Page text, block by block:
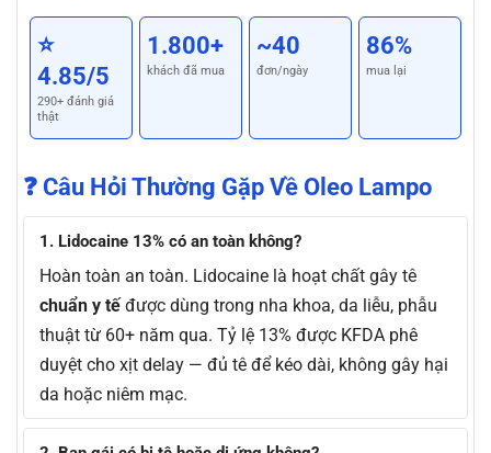
⭐
4.85/5
290+ đánh giá
thật
1.800+
khách đã mua
~40
đơn/ngày
86%
mua lại
❓ Câu Hỏi Thường Gặp Về Oleo Lampo
1. Lidocaine 13% có an toàn không?
Hoàn toàn an toàn. Lidocaine là hoạt chất gây tê
chuẩn y tếđược dùng trong nha khoa, da liễu, phẫu
thuật từ 60+ năm qua. Tỷ lệ 13% được KFDA phê
duyệt cho xịt delay — đủ tê để kéo dài, không gây hại
da hoặc niêm mạc.